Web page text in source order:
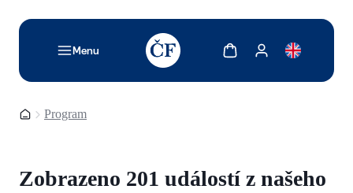
Menu
TODO: Add description for reader
Zobrazit košíkZobrazit můj účet
Domovská stránka
Program
Zobrazeno 201 událostí z našeho